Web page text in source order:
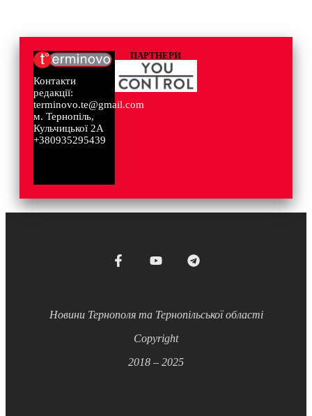
Контакти
редакції:
terminovo.te@gmail.com
м. Тернопіль,
Кульчицької 2А
+380935295439
ПАРТНЕРИ
Новини Тернополя та Тернопільської області
Copyright
2018 – 2025